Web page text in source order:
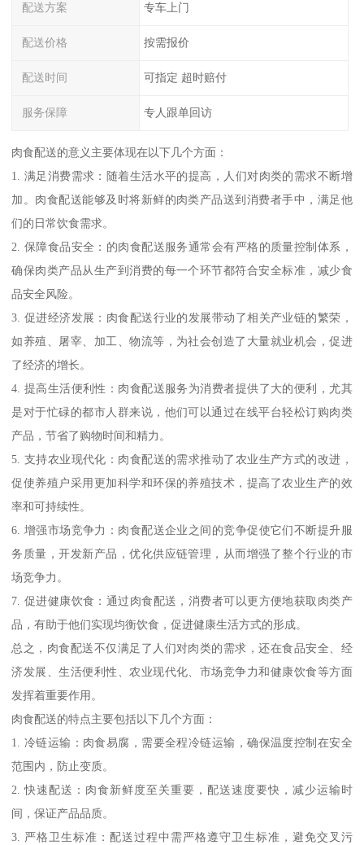
配送方案 专车上门
配送价格 按需报价
配送时间 可指定 超时赔付
服务保障 专人跟单回访
肉食配送的意义主要体现在以下几个方面：
1. 满足消费需求：随着生活水平的提高，人们对肉类的需求不断增
加。肉食配送能够及时将新鲜的肉类产品送到消费者手中，满足他
们的日常饮食需求。
2. 保障食品安全：的肉食配送服务通常会有严格的质量控制体系，
确保肉类产品从生产到消费的每一个环节都符合安全标准，减少食
品安全风险。
3. 促进经济发展：肉食配送行业的发展带动了相关产业链的繁荣，
如养殖、屠宰、加工、物流等，为社会创造了大量就业机会，促进
了经济的增长。
4. 提高生活便利性：肉食配送服务为消费者提供了大的便利，尤其
是对于忙碌的都市人群来说，他们可以通过在线平台轻松订购肉类
产品，节省了购物时间和精力。
5. 支持农业现代化：肉食配送的需求推动了农业生产方式的改进，
促使养殖户采用更加科学和环保的养殖技术，提高了农业生产的效
率和可持续性。
6. 增强市场竞争力：肉食配送企业之间的竞争促使它们不断提升服
务质量，开发新产品，优化供应链管理，从而增强了整个行业的市
场竞争力。
7. 促进健康饮食：通过肉食配送，消费者可以更方便地获取肉类产
品，有助于他们实现均衡饮食，促进健康生活方式的形成。
总之，肉食配送不仅满足了人们对肉类的需求，还在食品安全、经
济发展、生活便利性、农业现代化、市场竞争力和健康饮食等方面
发挥着重要作用。
肉食配送的特点主要包括以下几个方面：
1. 冷链运输：肉食易腐，需要全程冷链运输，确保温度控制在安全
范围内，防止变质。
2. 快速配送：肉食新鲜度至关重要，配送速度要快，减少运输时
间，保证产品品质。
3. 严格卫生标准：配送过程中需严格遵守卫生标准，避免交叉污